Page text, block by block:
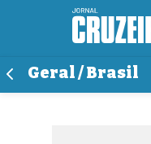
Geral / Brasil